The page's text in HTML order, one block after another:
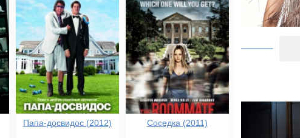
Папа-досвидос (2012) Соседка (2011)